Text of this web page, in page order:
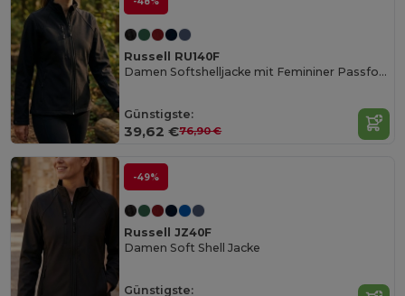
Russell RU140F
Damen Softshelljacke mit Femininer Passform
Günstigste:
39,62 €76,90 €
-49%
Russell JZ40F
Damen Soft Shell Jacke
Günstigste: